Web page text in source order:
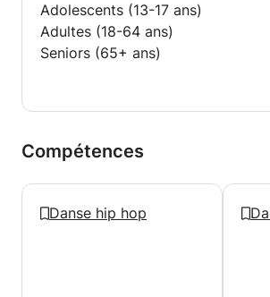
Adolescents (13-17 ans)
Adultes (18-64 ans)
Seniors (65+ ans)
Compétences
Danse hip hop